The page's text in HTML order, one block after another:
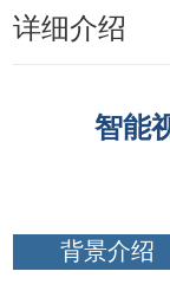
详细介绍
智能
背景介绍